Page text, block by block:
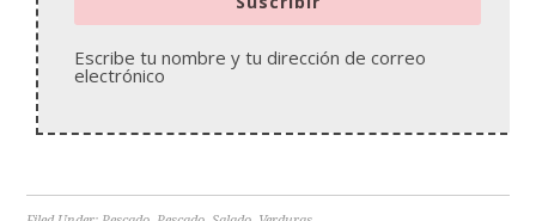
Escribe tu nombre y tu dirección de correo
electrónico